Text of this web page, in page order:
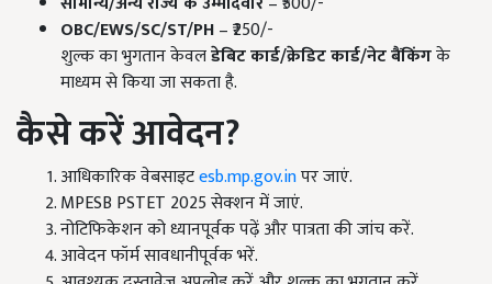
OBC/EWS/SC/ST/PH– ₹250/-
शुल्क का भुगतान केवलडेबिट कार्ड/क्रेडिट कार्ड/नेट बैंकिंगके
माध्यम से किया जा सकता है.
कैसे करें आवेदन?
आधिकारिक वेबसाइटesb.mp.gov.inपर जाएं.
MPESB PSTET 2025 सेक्शन में जाएं.
नोटिफिकेशन को ध्यानपूर्वक पढ़ें और पात्रता की जांच करें.
आवेदन फॉर्म सावधानीपूर्वक भरें.